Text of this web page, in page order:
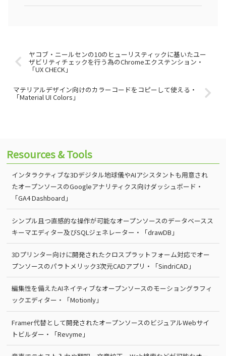
ヤコブ・ニールセンの10のヒューリスティックに基いたユー
ザビリティチェックを行う為のChromeエクステンション・
「UX CHECK」
マテリアルデザイン向けのカラーコードをコピーして使える・
「Material UI Colors」
Resources & Tools
インタラクティブな3Dデジタル地球儀やAIアシスタントも用意され
たオープンソースのGoogleアナリティクス向けダッシュボード・
「GA4 Dashboard」
シンプル且つ直感的な操作が可能なオープンソースのデータベースス
キーマエディター及びSQLジェネレーター・「drawDB」
3Dプリンター向けに開発されたクロスプラットフォーム対応でオー
プンソースのパラトメリック3次元CADアプリ・「SindriCAD」
編集性を備えたAIネイティブなオープンソースのモーショングラフィ
ックエディター・「Motionly」
Framer代替として開発されたオープンソースのビジュアルWebサイ
トビルダー・「Revyme」